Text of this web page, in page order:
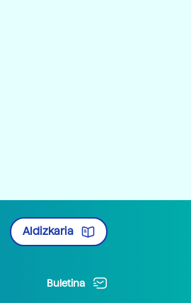
Aldizkaria
Buletina